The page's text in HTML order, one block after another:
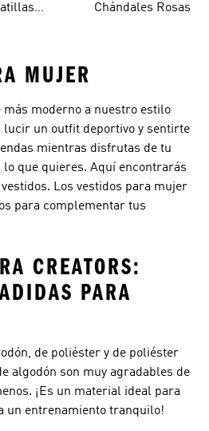
Chándales Rosas
MUJER
más moderno a nuestro estilo
lucir un outfit deportivo y sentirte
mientras disfrutas de tu
lo que quieres. Aquí encontrarás
Los vestidos para mujer
para complementar tus
CREATORS:
PARA
de poliéster y de poliéster
algodón son muy agradables de
¡Es un material ideal para
un entrenamiento tranquilo!